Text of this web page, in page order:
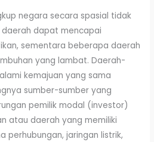
negara secara spasial tidak
dapat mencapai
sementara beberapa daerah
yang lambat. Daerah-
kemajuan yang sama
sumber-sumber yang
pemilik modal (investor)
atau daerah yang memiliki
perhubungan, jaringan listrik,